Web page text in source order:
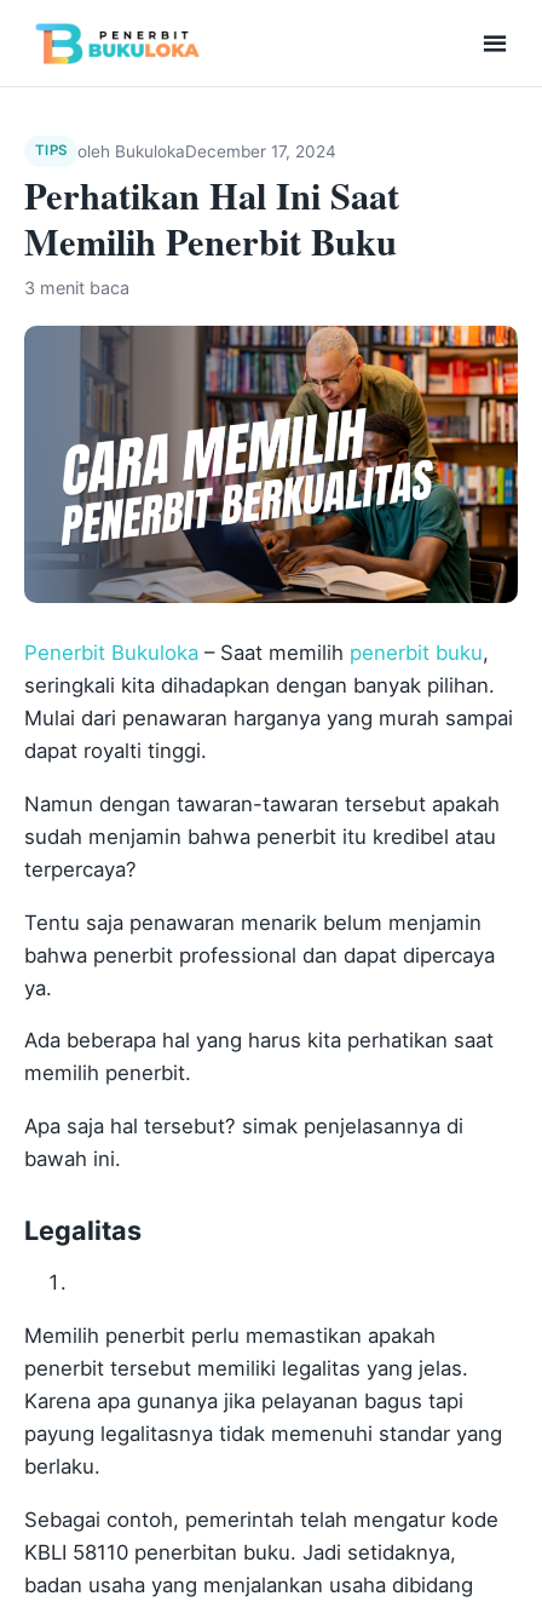
Menu
Kolaborasi Menulis
Bukuloka Digital
Repository
TIPS oleh BukulokaDecember 17, 2024
Perhatikan Hal Ini Saat
Memilih Penerbit Buku
3 menit baca
Penerbit Bukuloka – Saat memilih penerbit buku,
seringkali kita dihadapkan dengan banyak pilihan.
Mulai dari penawaran harganya yang murah sampai
dapat royalti tinggi.
Namun dengan tawaran-tawaran tersebut apakah
sudah menjamin bahwa penerbit itu kredibel atau
terpercaya?
Tentu saja penawaran menarik belum menjamin
bahwa penerbit professional dan dapat dipercaya
ya.
Ada beberapa hal yang harus kita perhatikan saat
memilih penerbit.
Apa saja hal tersebut? simak penjelasannya di
bawah ini.
Legalitas
Memilih penerbit perlu memastikan apakah
penerbit tersebut memiliki legalitas yang jelas.
Karena apa gunanya jika pelayanan bagus tapi
payung legalitasnya tidak memenuhi standar yang
berlaku.
Sebagai contoh, pemerintah telah mengatur kode
KBLI 58110 penerbitan buku. Jadi setidaknya,
badan usaha yang menjalankan usaha dibidang